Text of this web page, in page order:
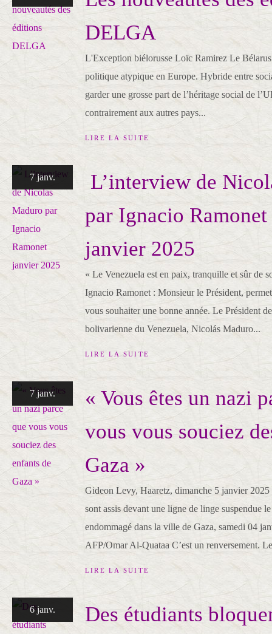
DELGA
L'Exception biélorusse Loïc Ramirez Le
politique atypique en Europe. Hybride entre
garder une grosse part de l’héritage social de
contrairement aux autres pays...
LIRE LA SUITE
7 janv.
L’interview de
par Ignacio Ramonet
janvier 2025
« Le Venezuela est en paix, tranquille et sûr de
Ignacio Ramonet : Monsieur le Président,
vous souhaiter une bonne année. Le Président
bolivarienne du Venezuela, Nicolás Maduro...
LIRE LA SUITE
7 janv.
« Vous êtes un nazi
vous vous souciez
Gaza »
Gideon Levy, Haaretz, dimanche 5 janvier 2025
sont assis devant une ligne de linge suspendue
endommagé dans la ville de Gaza, samedi 04
AFP/Omar Al-Quataa C’est un renversement.
LIRE LA SUITE
6 janv.
Des étudiants